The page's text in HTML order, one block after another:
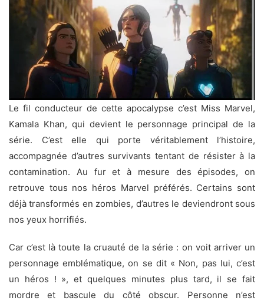
Le fil conducteur de cette apocalypse c’est Miss Marvel,
Kamala Khan, qui devient le personnage principal de la
série. C’est elle qui porte véritablement l’histoire,
accompagnée d’autres survivants tentant de résister à la
contamination. Au fur et à mesure des épisodes, on
retrouve tous nos héros Marvel préférés. Certains sont
déjà transformés en zombies, d’autres le deviendront sous
nos yeux horrifiés.
Car c’est là toute la cruauté de la série : on voit arriver un
personnage emblématique, on se dit « Non, pas lui, c’est
un héros ! », et quelques minutes plus tard, il se fait
mordre et bascule du côté obscur. Personne n’est